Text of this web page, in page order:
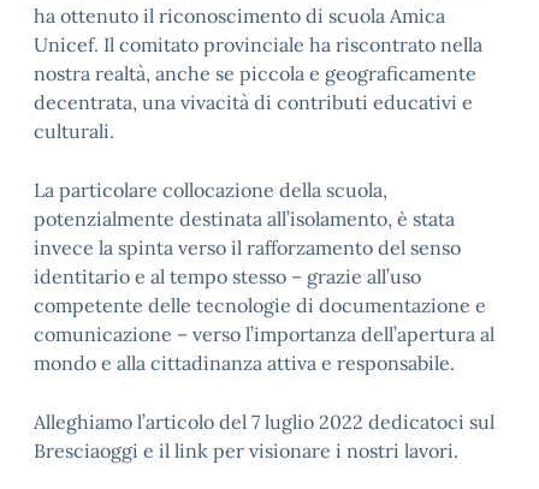
ha ottenuto il riconoscimento di scuola Amica
Unicef. Il comitato provinciale ha riscontrato nella
nostra realtà, anche se piccola e geograficamente
decentrata, una vivacità di contributi educativi e
culturali.
La particolare collocazione della scuola,
potenzialmente destinata all’isolamento, è stata
invece la spinta verso il rafforzamento del senso
identitario e al tempo stesso – grazie all’uso
competente delle tecnologie di documentazione e
comunicazione – verso l’importanza dell’apertura al
mondo e alla cittadinanza attiva e responsabile.
Alleghiamo l’articolo del 7 luglio 2022 dedicatoci sul
Bresciaoggi e il link per visionare i nostri lavori.